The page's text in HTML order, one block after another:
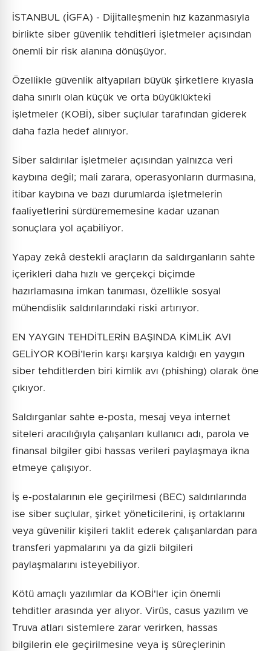
İSTANBUL (İGFA) - Dijitalleşmenin hız kazanmasıyla
birlikte siber güvenlik tehditleri işletmeler açısından
önemli bir risk alanına dönüşüyor.
Özellikle güvenlik altyapıları büyük şirketlere kıyasla
daha sınırlı olan küçük ve orta büyüklükteki
işletmeler (KOBİ), siber suçlular tarafından giderek
daha fazla hedef alınıyor.
Siber saldırılar işletmeler açısından yalnızca veri
kaybına değil; mali zarara, operasyonların durmasına,
itibar kaybına ve bazı durumlarda işletmelerin
faaliyetlerini sürdürememesine kadar uzanan
sonuçlara yol açabiliyor.
Yapay zekâ destekli araçların da saldırganların sahte
içerikleri daha hızlı ve gerçekçi biçimde
hazırlamasına imkan tanıması, özellikle sosyal
mühendislik saldırılarındaki riski artırıyor.
EN YAYGIN TEHDİTLERİN BAŞINDA KİMLİK AVI
GELİYOR KOBİ’lerin karşı karşıya kaldığı en yaygın
siber tehditlerden biri kimlik avı (phishing) olarak öne
çıkıyor.
Saldırganlar sahte e-posta, mesaj veya internet
siteleri aracılığıyla çalışanları kullanıcı adı, parola ve
finansal bilgiler gibi hassas verileri paylaşmaya ikna
etmeye çalışıyor.
İş e-postalarının ele geçirilmesi (BEC) saldırılarında
ise siber suçlular, şirket yöneticilerini, iş ortaklarını
veya güvenilir kişileri taklit ederek çalışanlardan para
transferi yapmalarını ya da gizli bilgileri
paylaşmalarını isteyebiliyor.
Kötü amaçlı yazılımlar da KOBİ'ler için önemli
tehditler arasında yer alıyor. Virüs, casus yazılım ve
Truva atları sistemlere zarar verirken, hassas
bilgilerin ele geçirilmesine veya iş süreçlerinin